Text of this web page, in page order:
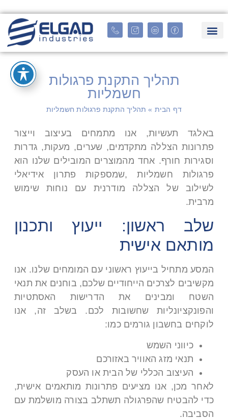
תהליך התקנת פרגולות
חשמליות
דף הבית » תהליך התקנת פרגולות חשמליות
באלגד תעשיות, אנו מתמחים בעיצוב וייצור
פתרונות הצללה מתקדמים, שערים, מעקות, גדרות
וסגירות חורף. אחד מהמוצרים המובילים שלנו הוא
פרגולות חשמליות,שמספקות פתרון אידיאלי
לשילוב של הצללה מודרנית עם נוחות שימוש
מרבית.
שלב ראשון: ייעוץ ותכנון
מותאם אישית
המסע מתחיל בייעוץ ראשוני עם המומחים שלנו. אנו
מקשיבים לצרכים הייחודיים שלכם, בוחנים את תנאי
השטח ומבינים את הדרישות האסתטיות
והפונקציונליות שחשובות לכם. בשלב זה, אנו
לוקחים בחשבון גורמים כמו:
כיווני השמש
תנאי מזג האוויר באזורכם
העיצוב הכללי של הבית או העסק
לאחר מכן, אנו מציעים פתרונות מותאמים אישית,
כדי להבטיח שהפרגולה תשתלב בצורה מושלמת עם
הסביבה.